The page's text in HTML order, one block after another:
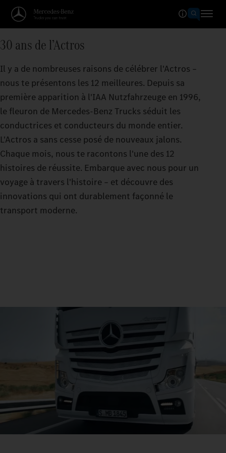
30 ans de l’Actros
Il y a de nombreuses raisons de célébrer l'Actros –
nous te présentons les 12 meilleures. Depuis sa
première apparition à l'IAA Nutzfahrzeuge en 1996,
le fleuron de Mercedes‑Benz Trucks séduit les
conductrices et conducteurs du monde entier.
L'Actros a sans cesse posé de nouveaux jalons.
Chaque mois, nous te racontons l'une des 12
histoires de réussite. Embarque avec nous pour un
voyage à travers l'histoire – et découvre des
innovations qui ont durablement façonné le
transport moderne.